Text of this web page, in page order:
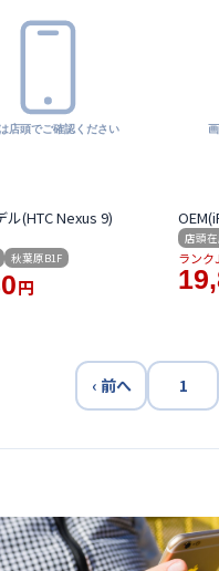
ル(HTC Nexus 9)
秋葉原B1F
円
店頭
ランクJ
‹ 前へ 1